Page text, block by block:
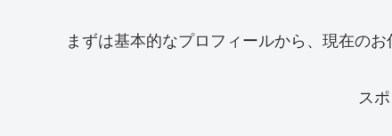
まずは基本的なプロフィールから、現在の
ス